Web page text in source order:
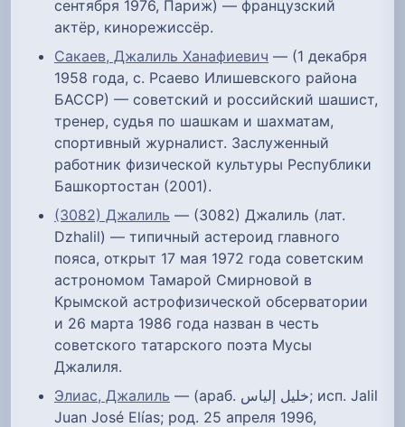
сентября 1976, Париж) — французский
актёр, кинорежиссёр.
Сакаев, Джалиль Ханафиевич — (1 декабря
1958 года, с. Рсаево Илишевского района
БАССР) — советский и российский шашист,
тренер, судья по шашкам и шахматам,
спортивный журналист. Заслуженный
работник физической культуры Республики
Башкортостан (2001).
(3082) Джалиль — (3082) Джалиль (лат.
Dzhalil) — типичный астероид главного
пояса, открыт 17 мая 1972 года советским
астрономом Тамарой Смирновой в
Крымской астрофизической обсерватории
и 26 марта 1986 года назван в честь
советского татарского поэта Мусы
Джалиля.
Элиас, Джалиль — (араб. خليل إلياس‎; исп. Jalil
Juan José Elías; род. 25 апреля 1996,